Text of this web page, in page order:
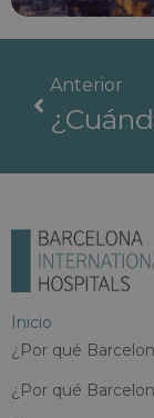
Anterior
Inicio
¿Por qué
¿Por qué